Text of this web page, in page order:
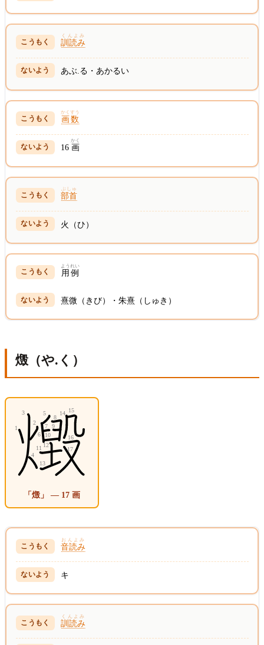
訓読み
くんよみ
あぶ.る・あかるい
画数
かくすう
16 画
かく
部首
ぶしゅ
火（ひ）
用例
ようれい
熹微（きび）・朱熹（しゅき）
燬（や.く）
「燬」 — 17 画
音読み
おんよみ
キ
訓読み
くんよみ